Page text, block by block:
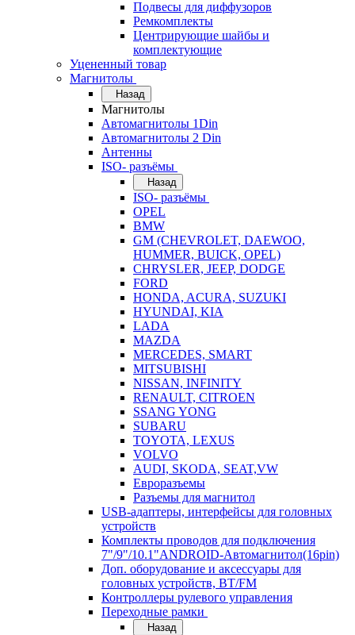
Подвесы для диффузоров
Ремкомплекты
Центрирующие шайбы и
комплектующие
Уцененный товар
Магнитолы
Назад
Магнитолы
Автомагнитолы 1Din
Автомагнитолы 2 Din
Антенны
ISO- разъёмы
Назад
ISO- разъёмы
OPEL
BMW
GM (CHEVROLET, DAEWOO,
HUMMER, BUICK, OPEL)
CHRYSLER, JEEP, DODGE
FORD
HONDA, ACURA, SUZUKI
HYUNDAI, KIA
LADA
MAZDA
MERCEDES, SMART
MITSUBISHI
NISSAN, INFINITY
RENAULT, CITROEN
SSANG YONG
SUBARU
TOYOTA, LEXUS
VOLVO
AUDI, SKODA, SEAT,VW
Евроразъемы
Разъемы для магнитол
USB-адаптеры, интерфейсы для головных
устройств
Комплекты проводов для подключения
7"/9"/10.1"ANDROID-Автомагнитол(16pin)
Доп. оборудование и аксессуары для
головных устройств, BT/FM
Контроллеры рулевого управления
Переходные рамки
Назад